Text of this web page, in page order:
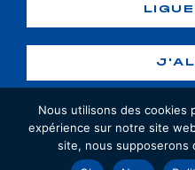
Copyright ©2026
Nous utilisons des cookies
expérience sur notre site
site, nous supposerons